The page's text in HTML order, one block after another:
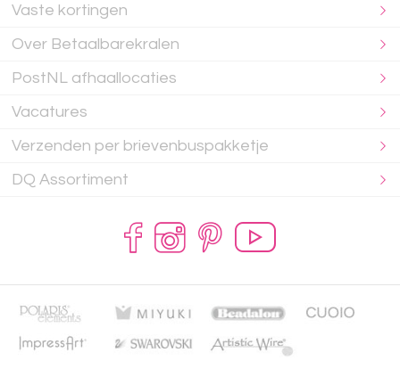
Vaste kortingen
Over Betaalbarekralen
PostNL afhaallocaties
Vacatures
Verzenden per brievenbuspakketje
DQ Assortiment